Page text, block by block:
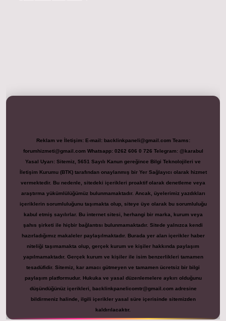
Reklam ve İletişim: E-mail: backlinkpaneli@gmail.com Teams:
forumhizmeti@gmail.com Whatsapp: 0262 606 0 726 Telegram: @karabul
Yasal Uyarı: Sitemiz, 5651 Sayılı Kanun gereğince Bilgi Teknolojileri ve
İletişim Kurumu (BTK) tarafından onaylanmış bir Yer Sağlayıcı olarak hizmet
vermektedir. Bu nedenle, sitedeki içerikleri proaktif olarak denetleme veya
araştırma yükümlülüğümüz bulunmamaktadır. Ancak, üyelerimiz yazdıkları
içeriklerin sorumluluğunu taşımakta olup, siteye üye olarak bu sorumluluğu
kabul etmiş sayılırlar. Bu internet sitesi, herhangi bir marka, kurum veya
şahıs şirketi ile hiçbir bağlantısı bulunmamaktadır. Sitede yalnızca kendi
hazırladığımız makaleler paylaşılmaktadır. Burada yer alan içerikler haber
niteliği taşımamakta olup, gerçek kurum ve kişiler hakkında paylaşım
yapılmamaktadır. Gerçek kurum ve kişiler ile isim benzerlikleri tamamen
tesadüfidir. Sitemiz, kar amacı gütmeyen ve tamamen ücretsiz bir bilgi
paylaşım platformudur. Hukuka ve yasal düzenlemelere aykırı olduğunu
düşündüğünüz içerikleri,
backlinkpanelicomtr@gmail.com adresine
bildirmeniz halinde, ilgili içerikler yasal süre içerisinde sitemizden
kaldırılacaktır.